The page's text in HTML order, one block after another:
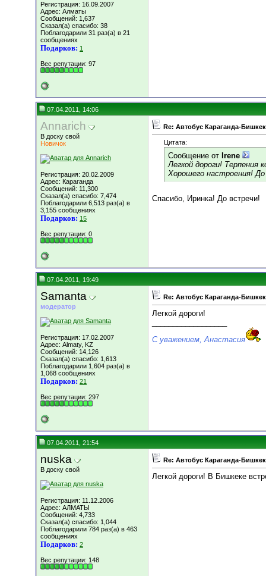
Регистрация: 16.09.2007
Адрес: Алматы
Сообщений: 1,637
Сказал(а) спасибо: 38
Поблагодарили 31 раз(а) в 21
сообщениях
Подарков: 1
Вес репутации: 97
07.04.2011, 14:06
Annarich
В доску свой
Новичок
Регистрация: 20.02.2009
Адрес: Караганда
Сообщений: 11,300
Сказал(а) спасибо: 7,474
Поблагодарили 6,513 раз(а) в
3,155 сообщениях
Подарков: 15
Вес репутации: 0
Re: Автобус Караганда-
Цитата:
Сообщение от Irene
Легкой дороги! Терпения
Хорошего настроения!
Спасибо, Иринка! До встречи!
07.04.2011, 19:49
Samanta
модератор
Регистрация: 17.02.2007
Адрес: Almaty, KZ
Сообщений: 14,126
Сказал(а) спасибо: 1,613
Поблагодарили 1,604 раз(а) в
1,068 сообщениях
Подарков: 21
Вес репутации: 297
Re: Автобус Караганда-
Легкой дороги!
С уважением, Анастасия
07.04.2011, 21:54
nuska
В доску свой
Регистрация: 11.12.2006
Адрес: АЛМАТЫ
Сообщений: 4,733
Сказал(а) спасибо: 1,044
Поблагодарили 784 раз(а) в 463
сообщениях
Подарков: 2
Вес репутации: 148
Re: Автобус Караганда-
Легкой дороги! В Бишкеке